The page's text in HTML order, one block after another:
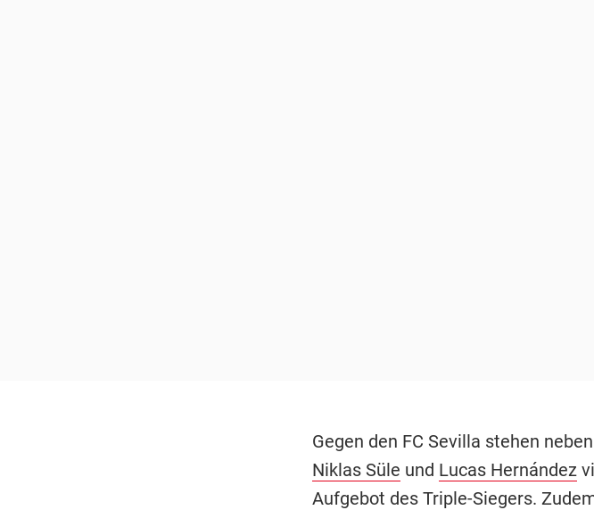
Gegen den FC Sevilla stehen
Niklas Süle und Lucas Hernández
Aufgebot des Triple-Siegers.